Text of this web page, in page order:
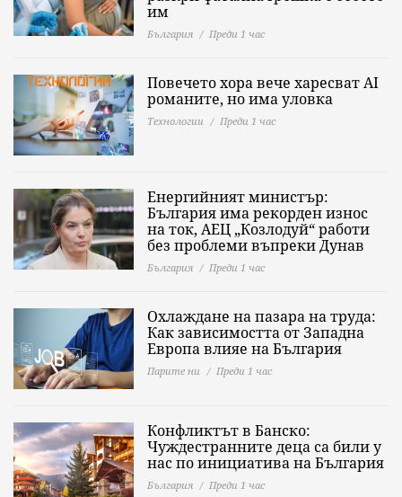
им
България Преди 1 час
Повечето хора вече харесват AI
романите, но има уловка
Технологии Преди 1 час
Енергийният министър:
България има рекорден износ
на ток, АЕЦ „Козлодуй“ работи
без проблеми въпреки Дунав
България Преди 1 час
Охлаждане на пазара на труда:
Как зависимостта от Западна
Европа влияе на България
Парите ни Преди 1 час
Конфликтът в Банско:
Чуждестранните деца са били у
нас по инициатива на България
България Преди 1 час